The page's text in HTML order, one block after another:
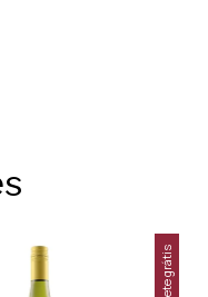
Frete grátis